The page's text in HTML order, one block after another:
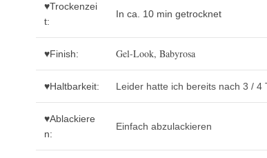
♥Trockenzei
t:
In ca. 10 min getrocknet
♥Finish: Gel-Look, Babyrosa
♥Haltbarkeit: Leider hatte ich bereits nach 3 / 4
♥Ablackiere
n:
Einfach abzulackieren